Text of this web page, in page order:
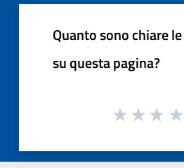
Quanto sono chiare
su questa pagina?